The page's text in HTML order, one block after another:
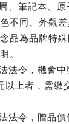
、筆記本、
不同、外觀
品為品牌特殊
。
法令，機會
以上者，需繳
法令，贈品